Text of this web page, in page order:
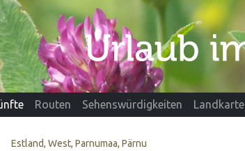
Routen Sehenswürdigkeiten Landkarte
Estland, West, Parnumaa, Pärnu